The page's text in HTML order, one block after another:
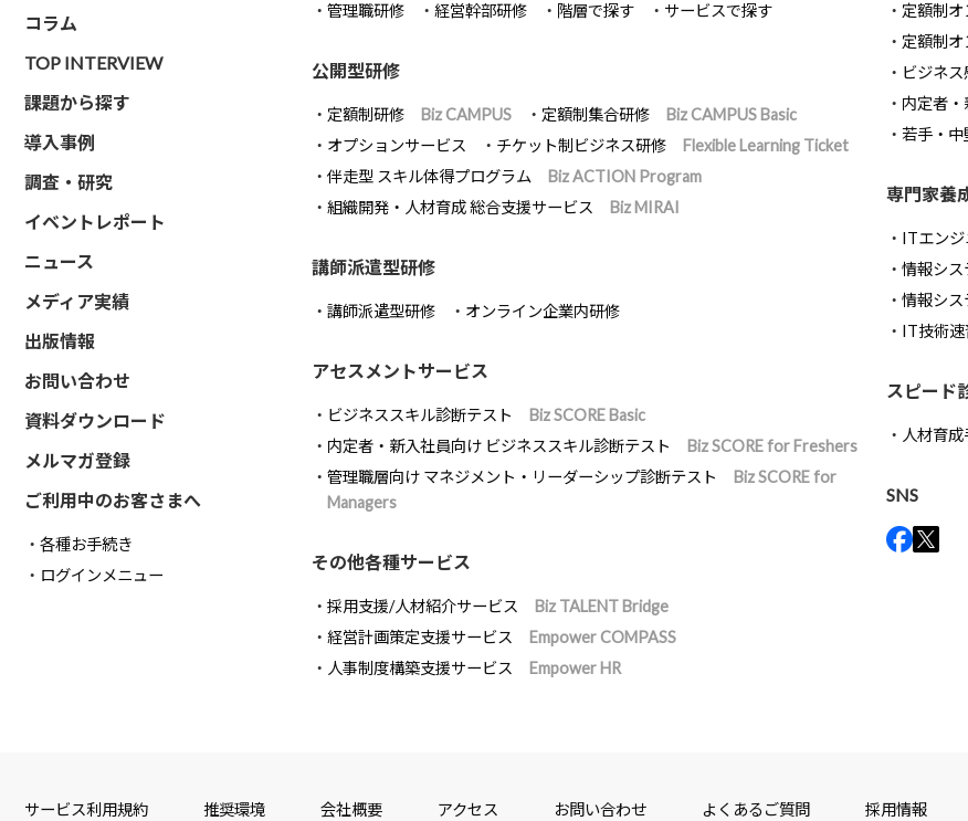
コラム
TOP INTERVIEW
課題から探す
導入事例
調査・研究
イベントレポート
ニュース
メディア実績
出版情報
お問い合わせ
資料ダウンロード
メルマガ登録
ご利用中のお客さまへ
各種お手続き
ログインメニュー
管理職研修
経営幹部研修 階層で探す サービスで探す
公開型研修
定額制研修 Biz CAMPUS 定額制集合研修
Biz CAMPUS Basic
オプションサービス
チケット制ビジネス研修
Flexible Learning Ticket
伴走型 スキル体得プログラム
Biz ACTION Program
組織開発・人材育成 総合支援サービス
Biz MIRAI
講師派遣型研修
講師派遣型研修 オンライン企業内研修
アセスメントサービス
ビジネススキル診断テスト
Biz SCORE Basic
内定者・新入社員向け ビジネススキル診断テスト
Biz SCORE for Freshers
管理職層向け マネジメント・リーダーシップ診断テスト
Biz SCORE for
Managers
その他各種サービス
採用支援/人材紹介サービス
Biz TALENT Bridge
経営計画策定支援サービス
Empower COMPASS
人事制度構築支援サービス
Empower HR
定額制
定額制
ビジネ
内定者
若手・中
専門家養
ITエンジ
情報シス
情報シス
IT技術速
スピード
人材育
SNS
サービス利用規約 推奨環境 会社概要 アクセス お問い合わせ よくあるご質問 採用情報